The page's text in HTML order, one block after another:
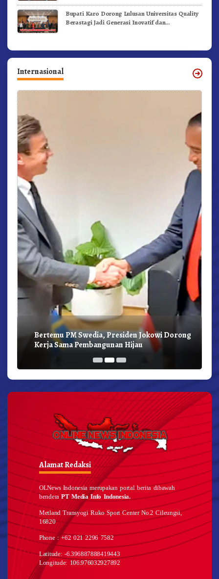
Bupati Karo Dorong Lulusan Universitas Quality
Berastagi Jadi Generasi Inovatif dan
Internasional
Bertemu PM Swedia, Presiden Jokowi Dorong
Kerja Sama Pembangunan Hijau
Alamat Redaksi
OLNews Indonesia merupakan portal berita dibawah
benderaPT Media Info Indonesia.
Metland Transyogi Ruko Sport Center No.2 Cileungsi,
16820
Phone : +62 021 2296 7582
Latitude: -6.396887888419443
Longitude: 106.976032927892